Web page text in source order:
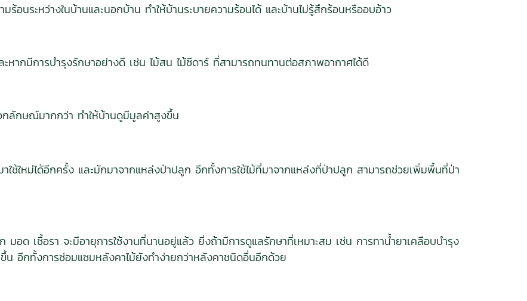
อนระหว่างในบ้านและนอกบ้าน ทำให้บ้านระบายความร้อนได้ และบ้านไม่รู้สึกร้อนหรืออบอ้าว
หากมีการบำรุงรักษาอย่างดี เช่น ไม้สน ไม้ซีดาร์ ที่สามารถทนทานต่อสภาพอากาศได้ดี
กลักษณ์มากกว่า ทำให้บ้านดูมีมูลค่าสูงขึ้น
าใช้ใหม่ได้อีกครั้ง และมักมาจากแหล่งป่าปลูก อีกทั้งการใช้ไม้ที่มาจากแหล่งที่ป่าปลูก สามารถช่วยเพิ่มพื้นที่ป่า
อด เชื้อรา จะมีอายุการใช้งานที่นานอยู่แล้ว ยิ่งถ้ามีการดูแลรักษาที่เหมาะสม เช่น การทาน้ำยาเคลือบบำรุง
น อีกทั้งการซ่อมแซมหลังคาไม้ยังทำง่ายกว่าหลังคาชนิดอื่นอีกด้วย